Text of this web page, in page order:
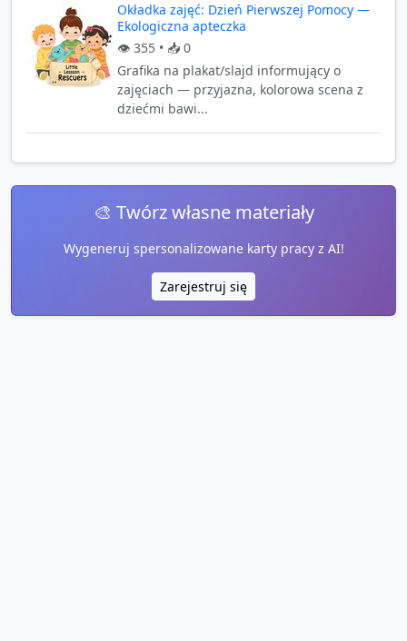
Okładka zajęć: Dzień Pierwszej Pomocy —
Ekologiczna apteczka
👁️ 355 • 📥 0
Grafika na plakat/slajd informujący o
zajęciach — przyjazna, kolorowa scena z
dziećmi bawi...
🎨 Twórz własne materiały
Wygeneruj spersonalizowane karty pracy z AI!
Zarejestruj się